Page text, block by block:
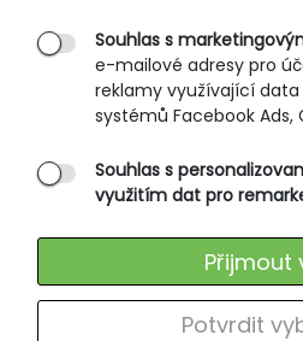
Souhlas s
e-mailové adresy pro
reklamy využívající
systémů Facebook Ads,
Souhlas s
využitím dat pro
Potvrdit
Přijmout
Dámské šaty, krátký
881
500 Kč